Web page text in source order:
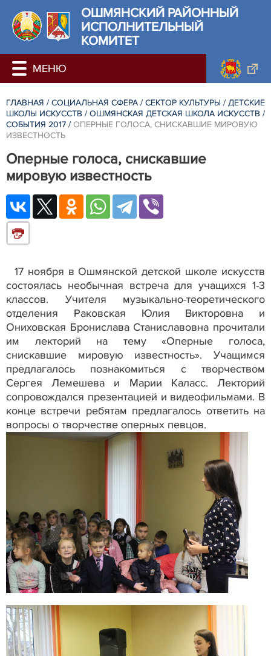
ОШМЯНСКИЙ РАЙОННЫЙ
ИСПОЛНИТЕЛЬНЫЙ
КОМИТЕТ
ГЛАВНАЯ / СОЦИАЛЬНАЯ СФЕРА / СЕКТОР КУЛЬТУРЫ / ДЕТСКИЕ
ШКОЛЫ ИСКУССТВ / ОШМЯНСКАЯ ДЕТСКАЯ ШКОЛА ИСКУССТВ /
СОБЫТИЯ 2017 / ОПЕРНЫЕ ГОЛОСА, СНИСКАВШИЕ МИРОВУЮ
ИЗВЕСТНОСТЬ
Оперные голоса, снискавшие
мировую известность
17 ноября в Ошмянской детской школе искусств
состоялась необычная встреча для учащихся 1-3
классов. Учителя музыкально-теоретического
отделения Раковская Юлия Викторовна и
Ониховская Бронислава Станиславовна прочитали
им лекторий на тему «Оперные голоса,
снискавшие мировую известность». Учащимся
предлагалось познакомиться с творчеством
Сергея Лемешева и Марии Каласс. Лекторий
сопровождался презентацией и видеофильмами. В
конце встречи ребятам предлагалось ответить на
вопросы о творчестве оперных певцов.